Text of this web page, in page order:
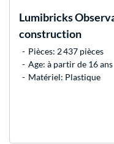
Lumibricks
construction
Pièces: 2 437 pièces
Age: à partir de 16 ans
Matériel: Plastique